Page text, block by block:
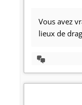
Vous avez
lieux de